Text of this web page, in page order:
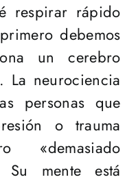
respirar rápido
debemos
un cerebro
La neurociencia
personas que
o trauma
«demasiado
mente está